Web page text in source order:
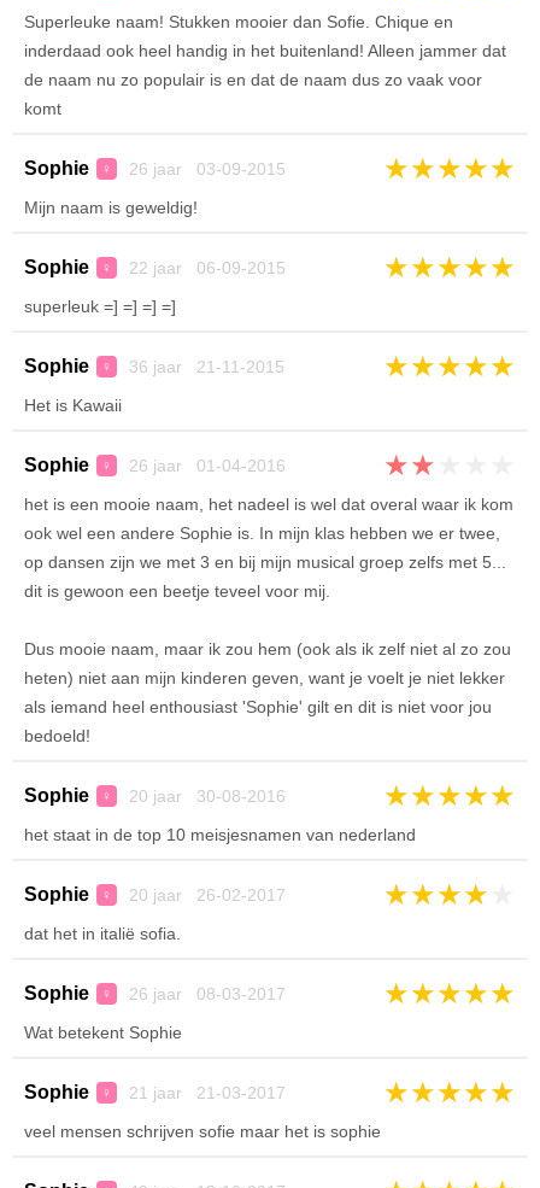
Superleuke naam! Stukken mooier dan Sofie. Chique en
inderdaad ook heel handig in het buitenland! Alleen jammer dat
de naam nu zo populair is en dat de naam dus zo vaak voor
komt
Sophie ♀ 26 jaar 03-09-2015 ★★★★★
Mijn naam is geweldig!
Sophie ♀ 22 jaar 06-09-2015 ★★★★★
superleuk =] =] =] =]
Sophie ♀ 36 jaar 21-11-2015 ★★★★★
Het is Kawaii
Sophie ♀ 26 jaar 01-04-2016 ★★
het is een mooie naam, het nadeel is wel dat overal waar ik kom
ook wel een andere Sophie is. In mijn klas hebben we er twee,
op dansen zijn we met 3 en bij mijn musical groep zelfs met 5...
dit is gewoon een beetje teveel voor mij.
Dus mooie naam, maar ik zou hem (ook als ik zelf niet al zo zou
heten) niet aan mijn kinderen geven, want je voelt je niet lekker
als iemand heel enthousiast 'Sophie' gilt en dit is niet voor jou
bedoeld!
Sophie ♀ 20 jaar 30-08-2016 ★★★★★
het staat in de top 10 meisjesnamen van nederland
Sophie ♀ 20 jaar 26-02-2017 ★★★★
dat het in italië sofia.
Sophie ♀ 26 jaar 08-03-2017 ★★★★★
Wat betekent Sophie
Sophie ♀ 21 jaar 21-03-2017 ★★★★★
veel mensen schrijven sofie maar het is sophie